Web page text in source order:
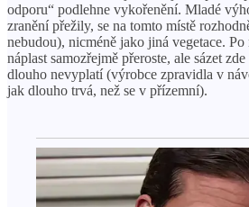
odporu“ podlehne vykořenění. Mladé
zranění přežily, se na tomto místě
nebudou), nicméně jako jiná vegetace. Po
náplast samozřejmě přeroste, ale sázet
dlouho nevyplatí (výrobce zpravidla v
jak dlouho trvá, než se v přízemní).